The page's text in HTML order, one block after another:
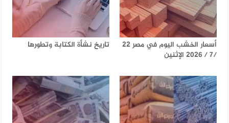
أسعار الخشب اليوم في مصر 22
/7 / 2026 الإثنين
تاريخ نشأة الكتابة وتطورها